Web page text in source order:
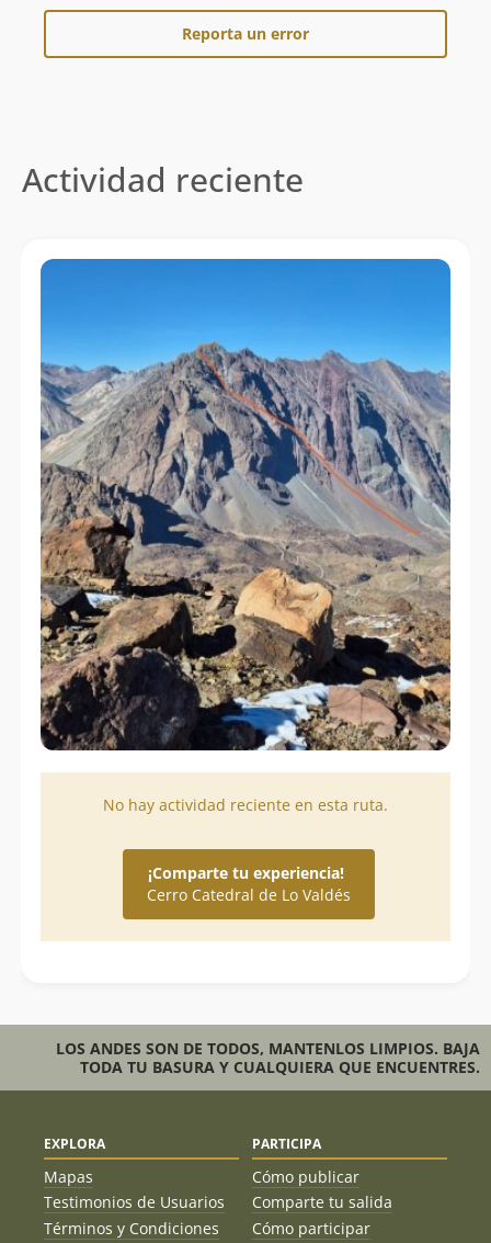
Reporta un error
Actividad reciente
No hay actividad reciente en esta ruta.
¡Comparte tu experiencia!
Cerro Catedral de Lo Valdés
LOS ANDES SON DE TODOS, MANTENLOS LIMPIOS. BAJA
TODA TU BASURA Y CUALQUIERA QUE ENCUENTRES.
EXPLORA
Mapas
Testimonios de Usuarios
Términos y Condiciones
PARTICIPA
Cómo publicar
Comparte tu salida
Cómo participar